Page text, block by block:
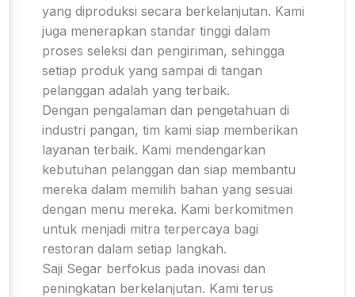
yang diproduksi secara berkelanjutan. Kami
juga menerapkan standar tinggi dalam
proses seleksi dan pengiriman, sehingga
setiap produk yang sampai di tangan
pelanggan adalah yang terbaik.
Dengan pengalaman dan pengetahuan di
industri pangan, tim kami siap memberikan
layanan terbaik. Kami mendengarkan
kebutuhan pelanggan dan siap membantu
mereka dalam memilih bahan yang sesuai
dengan menu mereka. Kami berkomitmen
untuk menjadi mitra terpercaya bagi
restoran dalam setiap langkah.
Saji Segar berfokus pada inovasi dan
peningkatan berkelanjutan. Kami terus